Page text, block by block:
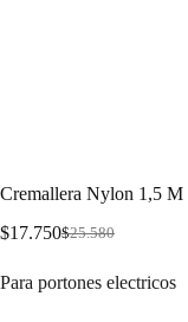
Cremallera Nylon 1,5 M
$25.580
$17.750
Para portones electricos